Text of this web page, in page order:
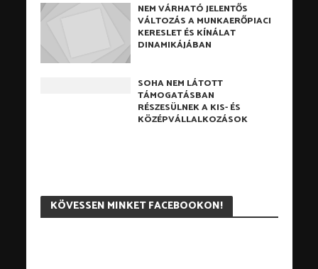
NEM VÁRHATÓ JELENTŐS
VÁLTOZÁS A MUNKAERŐPIACI
KERESLET ÉS KÍNÁLAT
DINAMIKÁJÁBAN
SOHA NEM LÁTOTT
TÁMOGATÁSBAN
RÉSZESÜLNEK A KIS- ÉS
KÖZÉPVÁLLALKOZÁSOK
KÖVESSEN MINKET FACEBOOKON!